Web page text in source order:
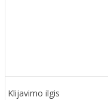
Klijavimo ilgis